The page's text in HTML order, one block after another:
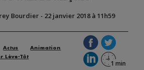
Bourdier- 22 janvier 2018 à 11h59
Actus
Animation
Lève-Tôt